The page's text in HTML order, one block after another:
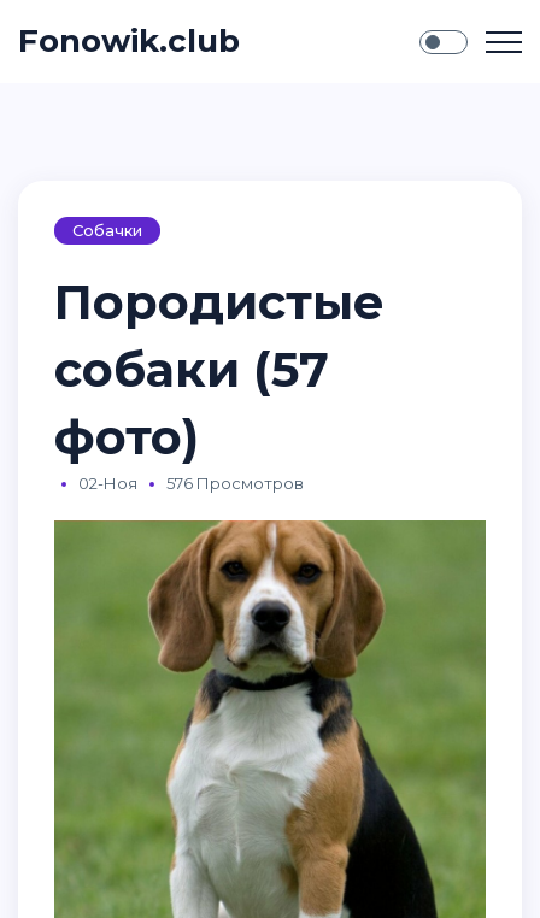
Fonowik.club
Собачки
Породистые
собаки (57
фото)
02-Ноя 576 Просмотров